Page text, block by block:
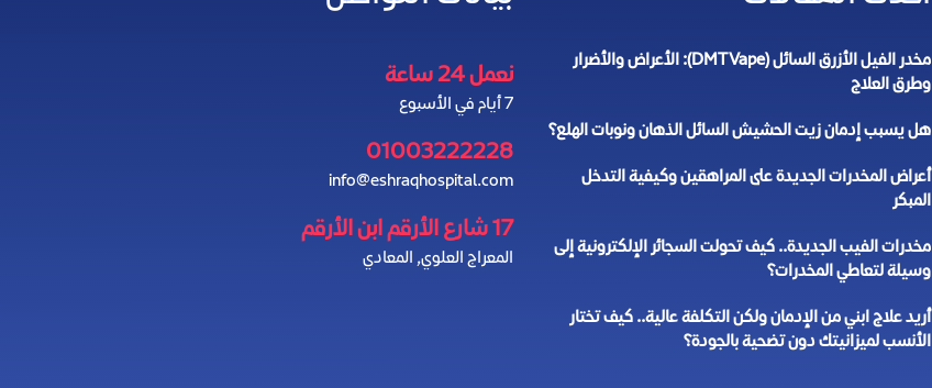
مخدر الفيل الأزرق السائل (DMT Vape): الأعراض والأضرار
وطرق العلاج
هل يسبب إدمان زيت الحشيش السائل الذهان ونوبات الهلع؟
أعراض المخدرات الجديدة على المراهقين وكيفية التدخل
المبكر
مخدرات الفيب الجديدة.. كيف تحولت السجائر الإلكترونية إلى
وسيلة لتعاطي المخدرات؟
أريد علاج ابني من الإدمان ولكن التكلفة عالية.. كيف تختار
الأنسب لميزانيتك دون تضحية بالجودة؟
نعمل 24 ساعة
7 أيام في الأسبوع
01003222228
info@eshraqhospital.com
17 شارع الأرقم ابن الأرقم
المعراج العلوي, المعادي